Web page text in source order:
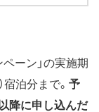
ーン」の実施期
宿泊分まで。 予
降に申し込んだ